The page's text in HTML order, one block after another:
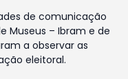
de comunicação
Museus – Ibram e de
a observar as
eleitoral.